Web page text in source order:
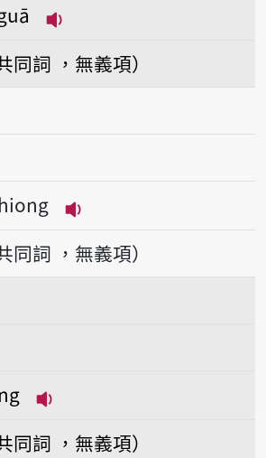
同詞 ，無義項）
播放音讀thann-hiong
同詞 ，無義項）
同詞 ，無義項）